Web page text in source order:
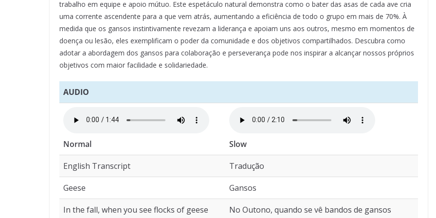
trabalho em equipe e apoio mútuo. Este espetáculo natural demonstra como o bater das asas de cada ave cria
uma corrente ascendente para a que vem atrás, aumentando a eficiência de todo o grupo em mais de 70%. À
medida que os gansos instintivamente revezam a liderança e apoiam uns aos outros, mesmo em momentos de
doença ou lesão, eles exemplificam o poder da comunidade e dos objetivos compartilhados. Descubra como
adotar a abordagem dos gansos para colaboração e perseverança pode nos inspirar a alcançar nossos próprios
objetivos com maior facilidade e solidariedade.
AUDIO
Normal Slow
English Transcript Tradução
Geese Gansos
In the fall, when you see flocks of geese
No Outono, quando se vê bandos de gansos